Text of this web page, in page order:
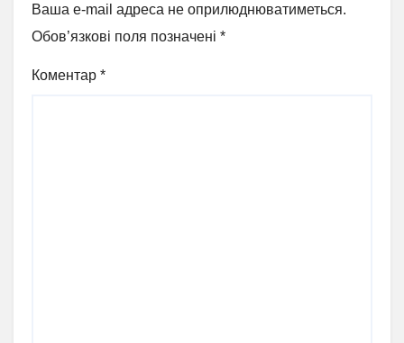
Ваша e-mail адреса не оприлюднюватиметься.
Обов’язкові поля позначені *
Коментар *